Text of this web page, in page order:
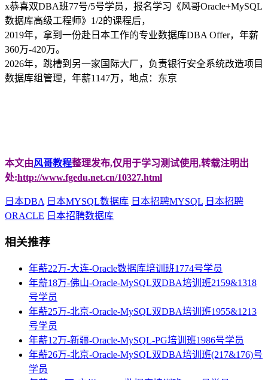
x恭喜双DBA班77号/5号学员，报名学习《风哥Oracle+MySQL
数据库高级工程师》1/2的课程后，
2019年，拿到一份赴日本工作的专业数据库DBA Offer，年薪
360万-420万。
2026年，跳槽到另一家国际大厂，负责银行安全系统改造项目
数据库组管理，年薪1147万，地点：东京
本文由风哥教程整理发布,仅用于学习测试使用,转载注明出
处:http://www.fgedu.net.cn/10327.html
日本DBA 日本MYSQL数据库 日本招聘MYSQL 日本招聘
ORACLE 日本招聘数据库
相关推荐
年薪22万-大连-Oracle数据库培训班1774号学员
年薪18万-佛山-Oracle-MySQL双DBA培训班2159&1318
号学员
年薪25万-北京-Oracle-MySQL双DBA培训班1955&1213
号学员
年薪12万-新疆-Oracle-MySQL-PG培训班1986号学员
年薪26万-北京-Oracle-MySQL双DBA培训班(217&176)号
学员